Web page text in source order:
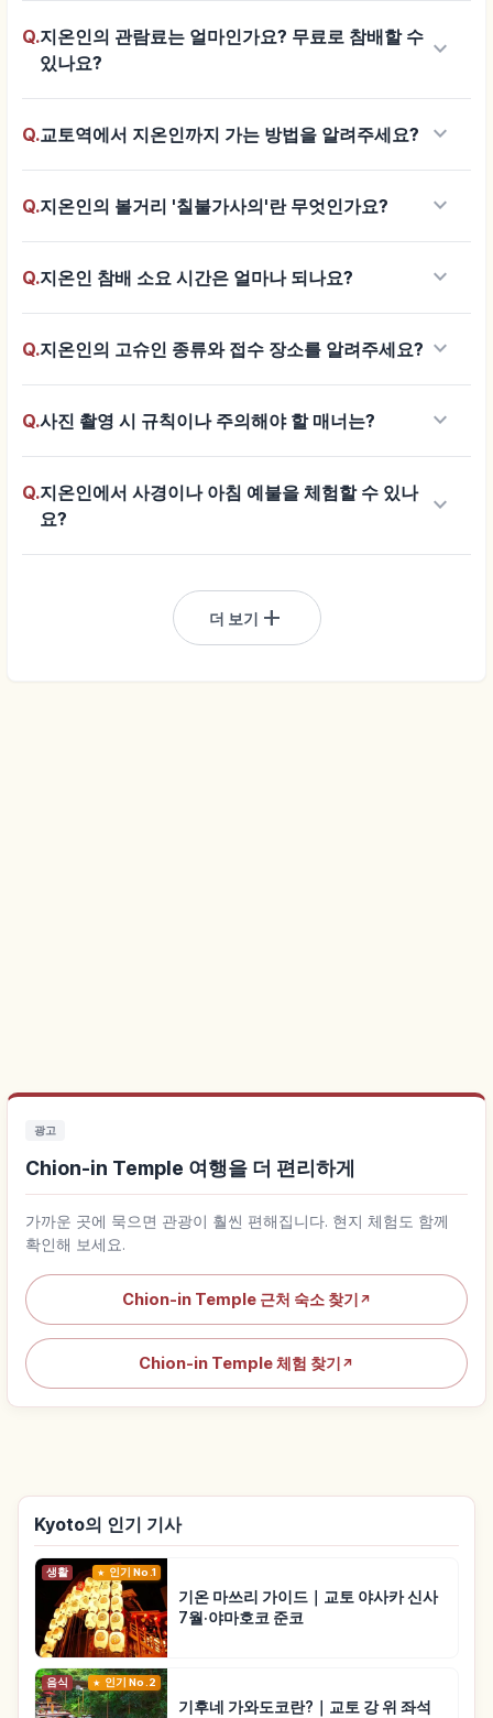
Q.지온인의 관람료는 얼마인가요? 무료로 참배할 수
있나요?
keyboard_arrow_down
Q.교토역에서 지온인까지 가는 방법을 알려주세요? keyboard_arrow_down
Q.지온인의 볼거리 '칠불가사의'란 무엇인가요? keyboard_arrow_down
Q.지온인 참배 소요 시간은 얼마나 되나요? keyboard_arrow_down
Q.지온인의 고슈인 종류와 접수 장소를 알려주세요? keyboard_arrow_down
Q.사진 촬영 시 규칙이나 주의해야 할 매너는? keyboard_arrow_down
Q.지온인에서 사경이나 아침 예불을 체험할 수 있나
요?
keyboard_arrow_down
더 보기 add
광고
Chion-in Temple 여행을 더 편리하게
가까운 곳에 묵으면 관광이 훨씬 편해집니다. 현지 체험도 함께
확인해 보세요.
Chion-in Temple 근처 숙소 찾기 ↗
Chion-in Temple 체험 찾기 ↗
Kyoto의 인기 기사
생활 인기 No.1
기온 마쓰리 가이드｜교토 야사카 신사
7월·야마호코 준코
음식 인기 No.2
기후네 가와도코란?｜교토 강 위 좌석